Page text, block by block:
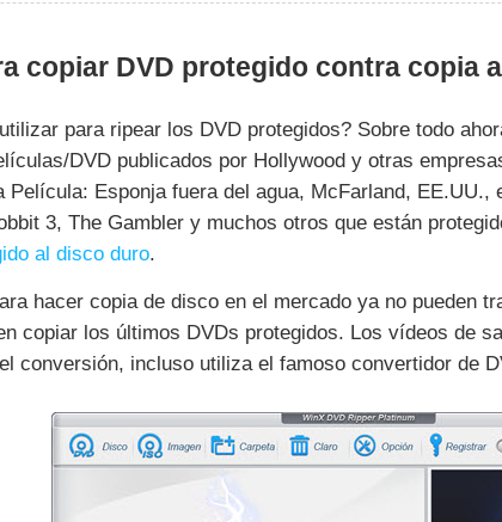
copiar DVD protegido contra copia
para ripear los DVD protegidos? Sobre todo
DVD publicados por Hollywood y otras
Esponja fuera del agua, McFarland, EE.UU.,
3, The Gambler y muchos otros que están
al disco duro.
hacer copia de disco en el mercado ya no pueden
copiar los últimos DVDs protegidos. Los vídeos de
conversión, incluso utiliza el famoso convertidor de